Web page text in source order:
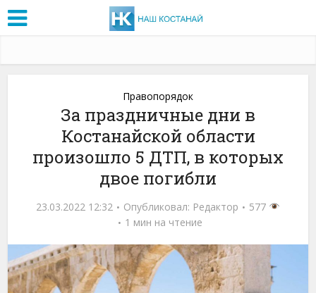
Правопорядок
За праздничные дни в
Костанайской области
произошло 5 ДТП, в которых
двое погибли
23.03.2022 12:32 Опубликовал: Редактор
577
1 мин на чтение